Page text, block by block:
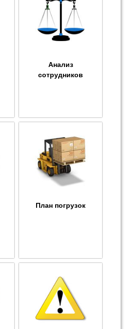
Анализ
сотрудников
План погрузок